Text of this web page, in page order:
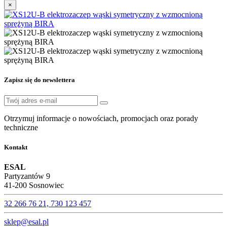
×
Zapisz się do newslettera
Otrzymuj informacje o nowościach, promocjach oraz porady
techniczne
Kontakt
ESAL
Partyzantów 9
41-200 Sosnowiec
32 266 76 21, 730 123 457‬
sklep@esal.pl